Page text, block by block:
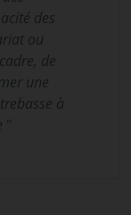
des
ou
de
une
à
"